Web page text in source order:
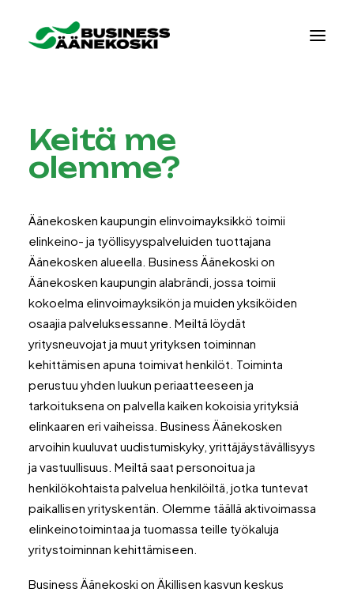
Keitä me
olemme?
Äänekosken kaupungin elinvoimayksikkö toimii
elinkeino- ja työllisyyspalveluiden tuottajana
Äänekosken alueella. Business Äänekoski on
Äänekosken kaupungin alabrändi, jossa toimii
kokoelma elinvoimayksikön ja muiden yksiköiden
osaajia palveluksessanne. Meiltä löydät
yritysneuvojat ja muut yrityksen toiminnan
kehittämisen apuna toimivat henkilöt. Toiminta
perustuu yhden luukun periaatteeseen ja
tarkoituksena on palvella kaiken kokoisia yrityksiä
elinkaaren eri vaiheissa. Business Äänekosken
arvoihin kuuluvat uudistumiskyky, yrittäjäystävällisyys
ja vastuullisuus. Meiltä saat personoitua ja
henkilökohtaista palvelua henkilöiltä, jotka tuntevat
paikallisen yrityskentän. Olemme täällä aktivoimassa
elinkeinotoimintaa ja tuomassa teille työkaluja
yritystoiminnan kehittämiseen.
Business Äänekoski on Äkillisen kasvun keskus